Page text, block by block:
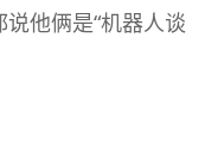
他俩是“机器人谈